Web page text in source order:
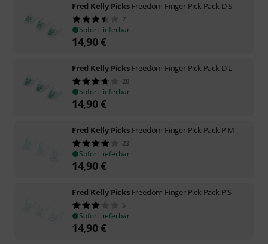
Fred Kelly Picks Freedom Finger Pick Pack D S
7
Sofort lieferbar
14,90€
Fred Kelly Picks Freedom Finger Pick Pack D L
20
Sofort lieferbar
14,90€
Fred Kelly Picks Freedom Finger Pick Pack P M
23
Sofort lieferbar
14,90€
Fred Kelly Picks Freedom Finger Pick Pack P S
5
Sofort lieferbar
14,90€